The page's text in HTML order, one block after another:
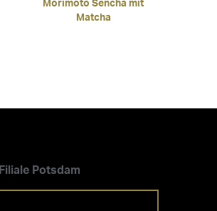
Morimoto Sencha mit
Matcha
Filiale Potsdam